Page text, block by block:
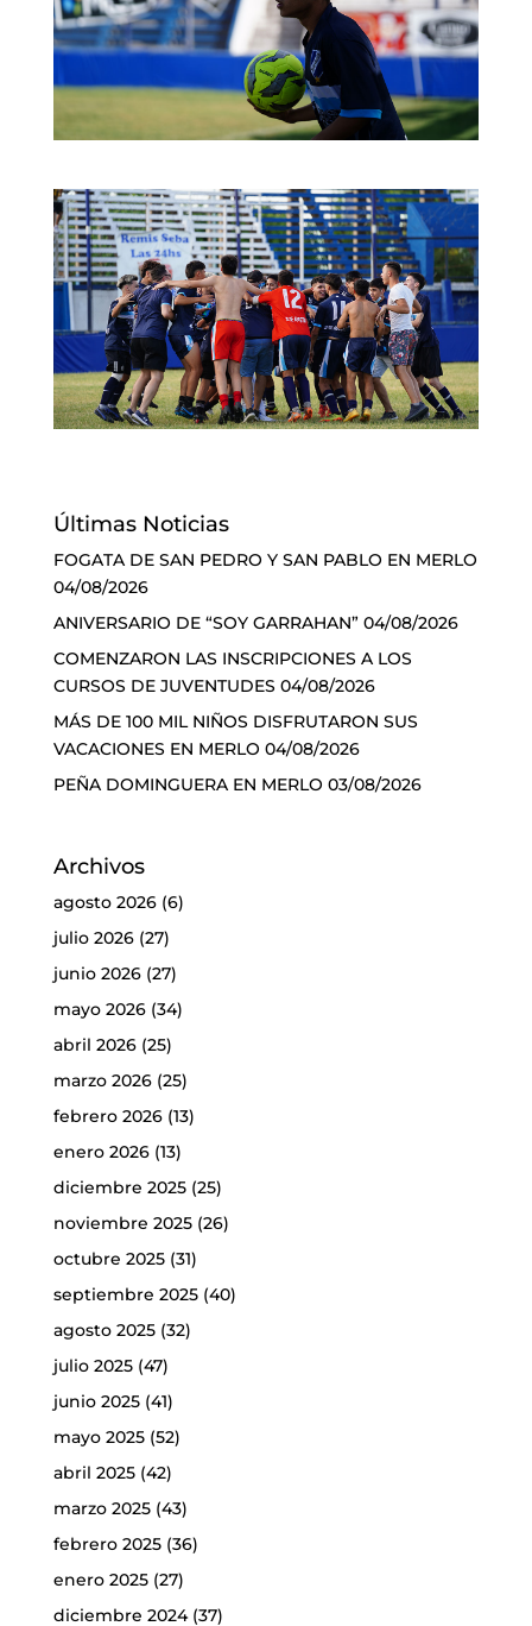
Últimas Noticias
FOGATA DE SAN PEDRO Y SAN PABLO EN MERLO
04/08/2026
ANIVERSARIO DE “SOY GARRAHAN” 04/08/2026
COMENZARON LAS INSCRIPCIONES A LOS
CURSOS DE JUVENTUDES 04/08/2026
MÁS DE 100 MIL NIÑOS DISFRUTARON SUS
VACACIONES EN MERLO 04/08/2026
PEÑA DOMINGUERA EN MERLO 03/08/2026
Archivos
agosto 2026(6)
julio 2026(27)
junio 2026(27)
mayo 2026(34)
abril 2026(25)
marzo 2026(25)
febrero 2026(13)
enero 2026(13)
diciembre 2025(25)
noviembre 2025(26)
octubre 2025(31)
septiembre 2025(40)
agosto 2025(32)
julio 2025(47)
junio 2025(41)
mayo 2025(52)
abril 2025(42)
marzo 2025(43)
febrero 2025(36)
enero 2025(27)
diciembre 2024(37)